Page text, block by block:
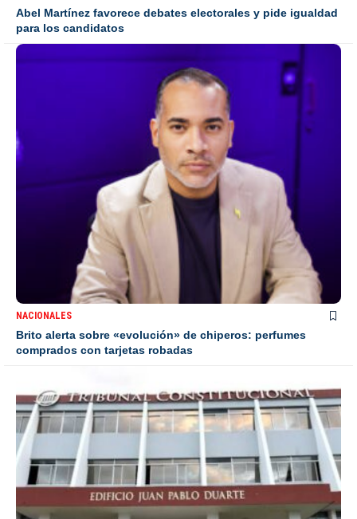
Abel Martínez favorece debates electorales y pide igualdad
para los candidatos
NACIONALES
Brito alerta sobre «evolución» de chiperos: perfumes
comprados con tarjetas robadas